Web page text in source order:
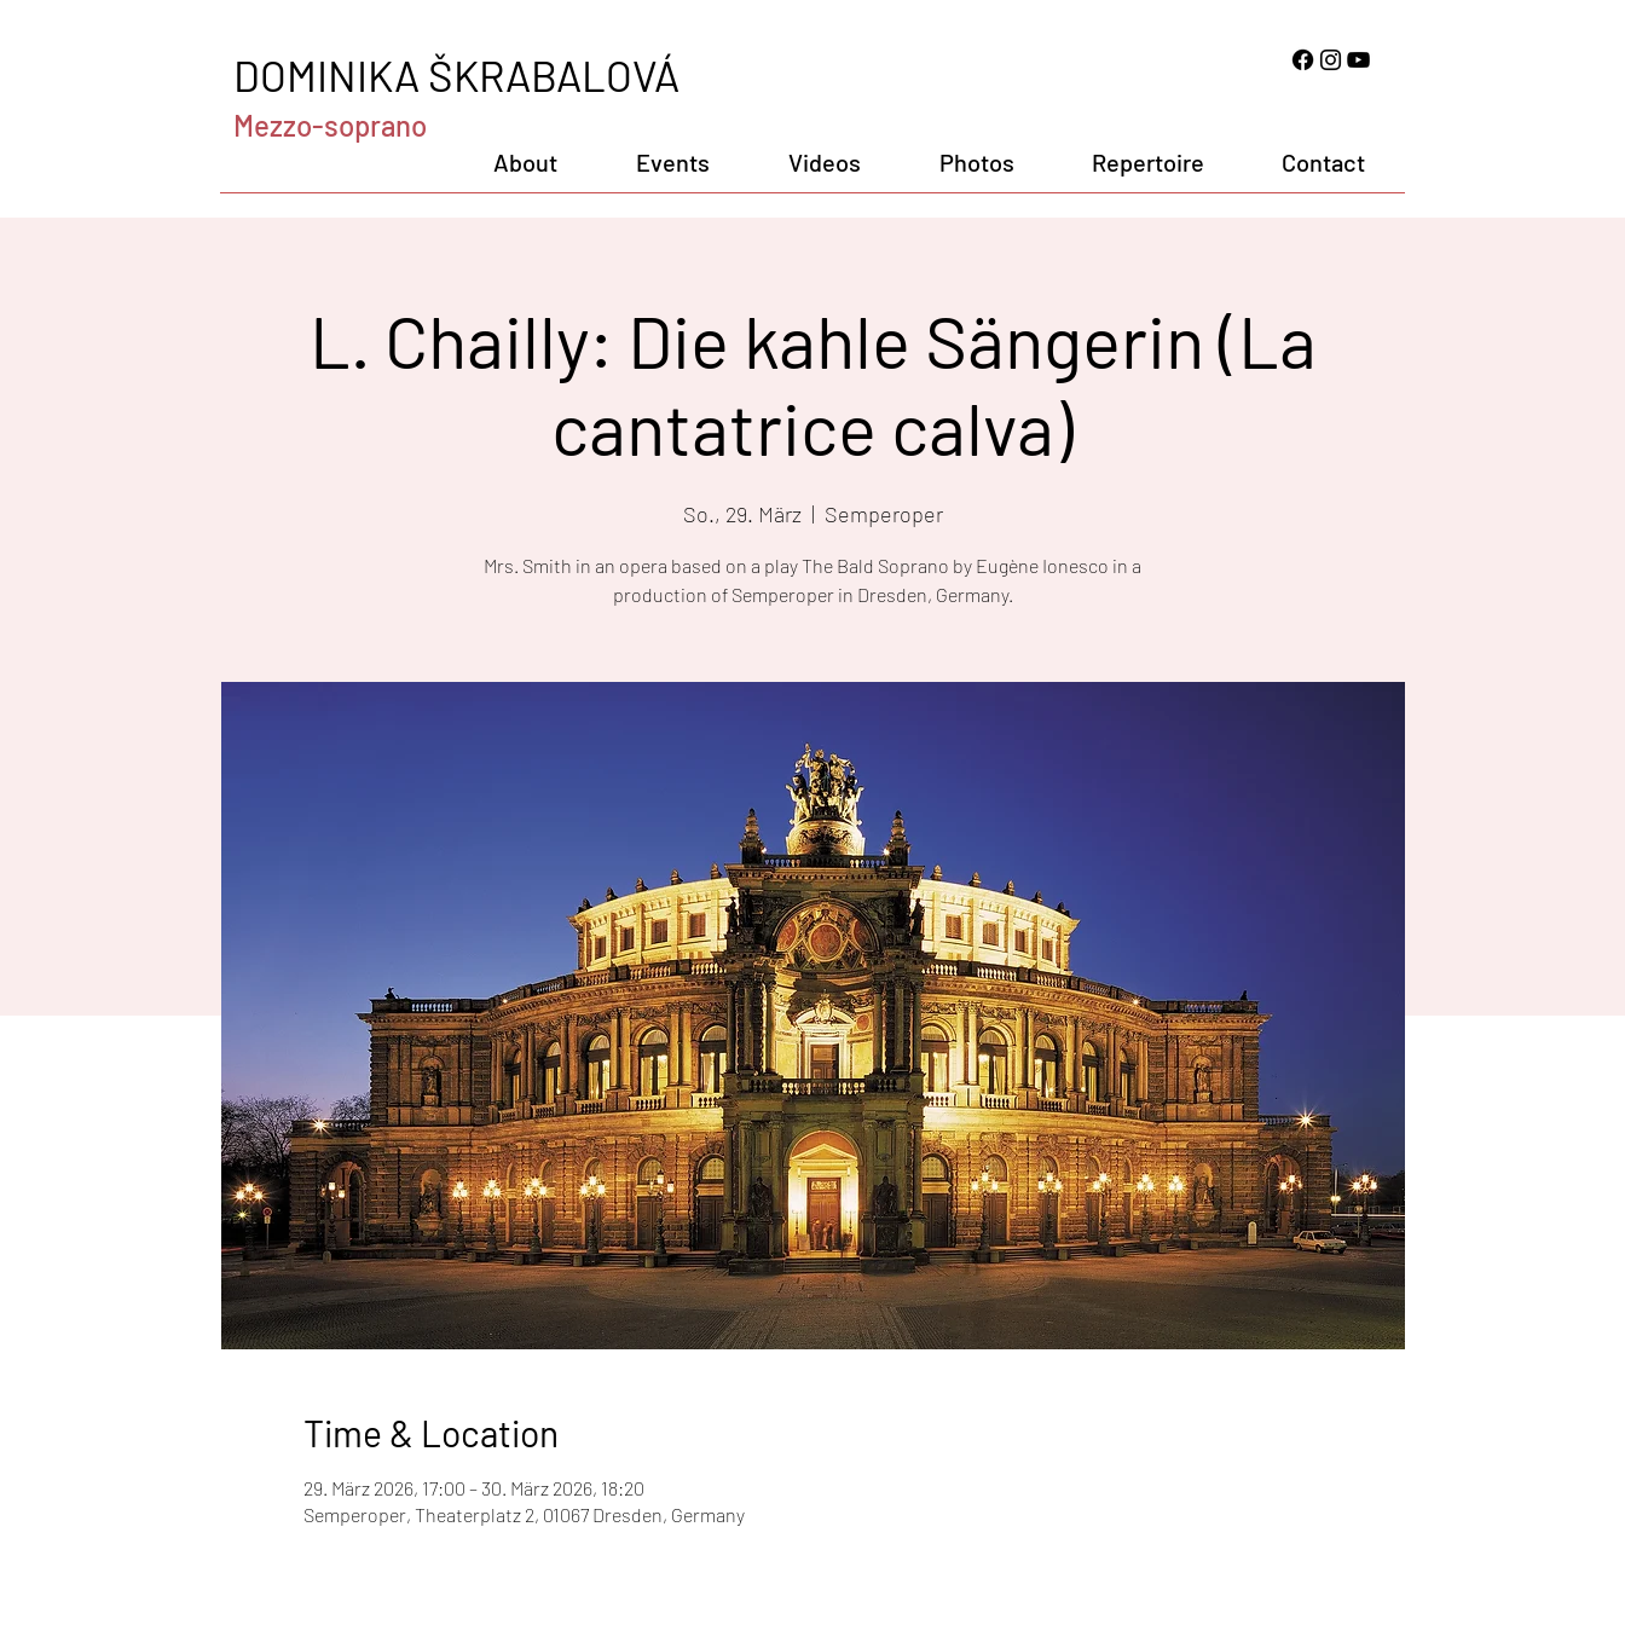
DOMINIKA ŠKRABALOVÁ
Mezzo-soprano
About Events Videos Photos Repertoire Contact
L. Chailly: Die kahle Sängerin (La
cantatrice calva)
So., 29. März
  |
Semperoper
Mrs. Smith in an opera based on a play The Bald Soprano by Eugène Ionesco in a
production of Semperoper in Dresden, Germany.
Time & Location
29. März 2026, 17:00 – 30. März 2026, 18:20
Semperoper, Theaterplatz 2, 01067 Dresden, Germany